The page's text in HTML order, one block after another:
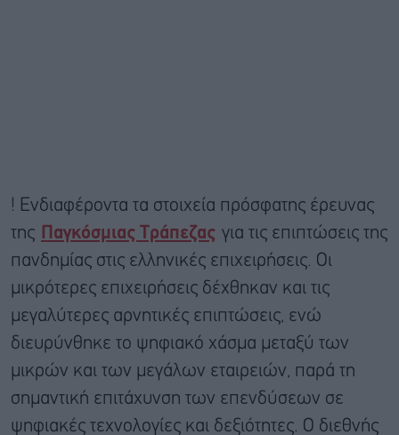
! Ενδιαφέροντα τα στοιχεία πρόσφατης έρευνας
της
Παγκόσμιας Τράπεζας για τις επιπτώσεις της
πανδημίας στις ελληνικές επιχειρήσεις. Οι
μικρότερες επιχειρήσεις δέχθηκαν και τις
μεγαλύτερες αρνητικές επιπτώσεις, ενώ
διευρύνθηκε το ψηφιακό χάσμα μεταξύ των
μικρών και των μεγάλων εταιρειών, παρά τη
σημαντική επιτάχυνση των επενδύσεων σε
ψηφιακές τεχνολογίες και δεξιότητες. Ο διεθνής